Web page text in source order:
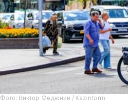
Фото: Виктор Федюнин / Kazinform